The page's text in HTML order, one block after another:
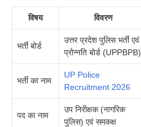
विषय विवरण
भर्ती बोर्ड
उत्तर प्रदेश पुलिस भर्ती एवं
प्रोन्नति बोर्ड (UPPBPB)
भर्ती का नाम
UP Police
Recruitment 2026
पद का नाम
उप निरीक्षक (नागरिक
पुलिस) एवं समकक्ष